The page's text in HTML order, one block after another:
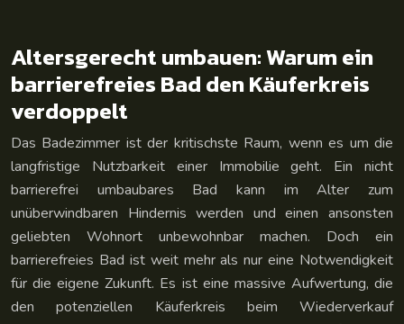
Altersgerecht umbauen: Warum ein
barrierefreies Bad den Käuferkreis
verdoppelt
Das Badezimmer ist der kritischste Raum, wenn es um die
langfristige Nutzbarkeit einer Immobilie geht. Ein nicht
barrierefrei umbaubares Bad kann im Alter zum
unüberwindbaren Hindernis werden und einen ansonsten
geliebten Wohnort unbewohnbar machen. Doch ein
barrierefreies Bad ist weit mehr als nur eine Notwendigkeit
für die eigene Zukunft. Es ist eine massive Aufwertung, die
den potenziellen Käuferkreis beim Wiederverkauf